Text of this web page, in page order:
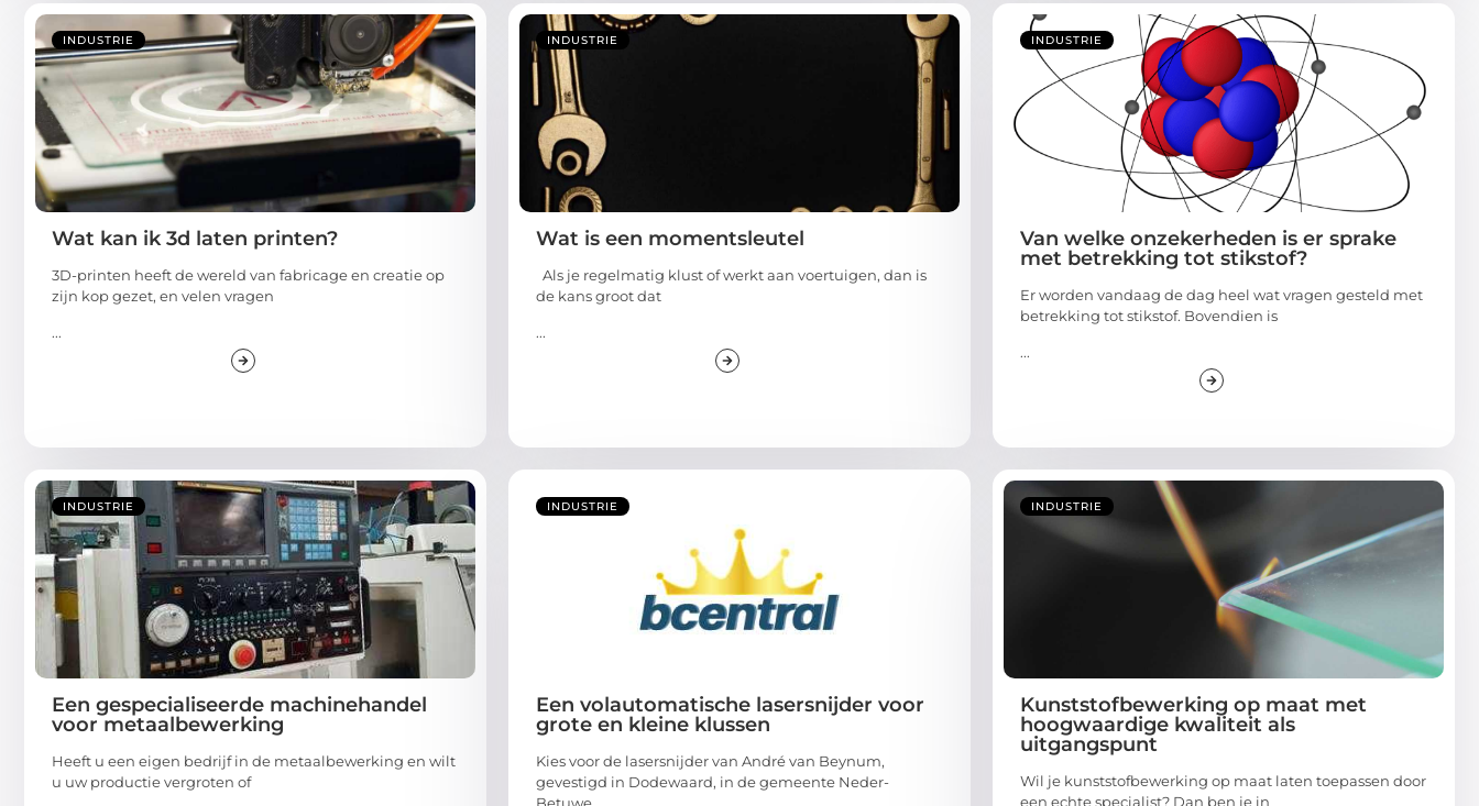
INDUSTRIE
Wat kan ik 3d laten printen?
3D-printen heeft de wereld van fabricage en creatie op
zijn kop gezet, en velen vragen
...
INDUSTRIE
Wat is een momentsleutel
Als je regelmatig klust of werkt aan voertuigen, dan is
de kans groot dat
...
INDUSTRIE
Van welke onzekerheden is er sprake
met betrekking tot stikstof?
Er worden vandaag de dag heel wat vragen gesteld met
betrekking tot stikstof. Bovendien is
...
INDUSTRIE
Een gespecialiseerde machinehandel
voor metaalbewerking
Heeft u een eigen bedrijf in de metaalbewerking en wilt
u uw productie vergroten of
INDUSTRIE
Een volautomatische lasersnijder voor
grote en kleine klussen
Kies voor de lasersnijder van André van Beynum,
gevestigd in Dodewaard, in de gemeente Neder-
INDUSTRIE
Kunststofbewerking op maat met
hoogwaardige kwaliteit als
uitgangspunt
Wil je kunststofbewerking op maat laten toepassen door
een echte specialist? Dan ben je in